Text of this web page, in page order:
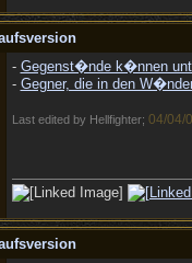
- Gegenst�nde k�nnen
- Gegner, die in den
Last edited by Hellfighter; 04/04/